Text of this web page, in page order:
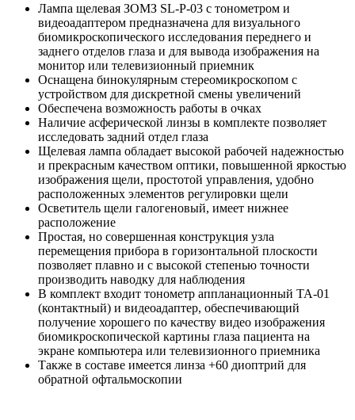
Лампа щелевая ЗОМЗ SL-P-03 с тонометром и
видеоадаптером предназначена для визуального
биомикроскопического исследования переднего и
заднего отделов глаза и для вывода изображения на
монитор или телевизионный приемник
Оснащена бинокулярным стереомикроскопом с
устройством для дискретной смены увеличений
Обеспечена возможность работы в очках
Наличие асферической линзы в комплекте позволяет
исследовать задний отдел глаза
Щелевая лампа обладает высокой рабочей надежностью
и прекрасным качеством оптики, повышенной яркостью
изображения щели, простотой управления, удобно
расположенных элементов регулировки щели
Осветитель щели галогеновый, имеет нижнее
расположение
Простая, но совершенная конструкция узла
перемещения прибора в горизонтальной плоскости
позволяет плавно и с высокой степенью точности
производить наводку для наблюдения
В комплект входит тонометр аппланационный ТА-01
(контактный) и видеоадаптер, обеспечивающий
получение хорошего по качеству видео изображения
биомикроскопической картины глаза пациента на
экране компьютера или телевизионного приемника
Также в составе имеется линза +60 диоптрий для
обратной офтальмоскопии